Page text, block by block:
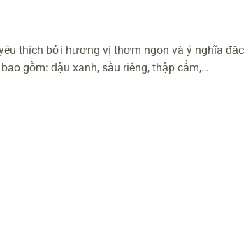
thích bởi hương vị thơm ngon và ý nghĩa đặc
gồm: đậu xanh, sầu riêng, thập cẩm,…